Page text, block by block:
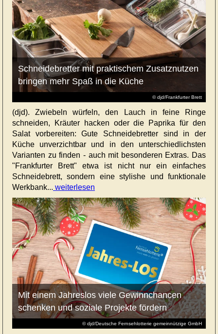
© djd/Frankfurter Brett
Schneidebretter mit praktischem Zusatznutzen
bringen mehr Spaß in die Küche
(djd). Zwiebeln würfeln, den Lauch in feine Ringe
schneiden, Kräuter hacken oder die Paprika für den
Salat vorbereiten: Gute Schneidebretter sind in der
Küche unverzichtbar und in den unterschiedlichsten
Varianten zu finden - auch mit besonderen Extras. Das
"Frankfurter Brett" etwa ist nicht nur ein einfaches
Schneidebrett, sondern eine stylishe und funktionale
Werkbank... weiterlesen
© djd/Deutsche Fernsehlotterie gemeinnützige GmbH
Mit einem Jahreslos viele Gewinnchancen
schenken und soziale Projekte fördern